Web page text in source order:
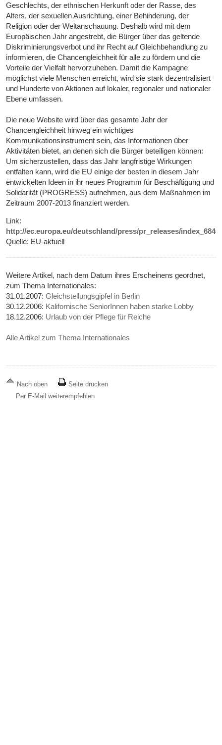
Geschlechts, der ethnischen Herkunft oder der Rasse, des
Alters, der sexuellen Ausrichtung, einer Behinderung, der
Religion oder der Weltanschauung. Deshalb wird mit dem
Europäischen Jahr angestrebt, die Bürger über das geltende
Diskriminierungsverbot und ihr Recht auf Gleichbehandlung zu
informieren, die Chancengleichheit für alle zu fördern und die
Vorteile der Vielfalt hervorzuheben. Damit die Kampagne
möglichst viele Menschen erreicht, wird sie stark dezentralisiert
und Hunderte von Aktionen auf lokaler, regionaler und nationaler
Ebene umfassen.
Die neue Website wird über das gesamte Jahr der
Chancengleichheit hinweg ein wichtiges
Kommunikationsinstrument sein, das Informationen über
Aktivitäten bietet, an denen sich die Bürger beteiligen können:
Um sicherzustellen, dass das Jahr langfristige Wirkungen
entfalten kann, wird die EU einige der besten in diesem Jahr
entwickelten Ideen in ihr neues Programm für Beschäftigung und
Solidarität (PROGRESS) aufnehmen, aus dem Maßnahmen im
Zeitraum 2007-2013 finanziert werden.
Link:
http://ec.europa.eu/deutschland/press/pr_releases/
Quelle: EU-aktuell
Weitere Artikel, nach dem Datum ihres Erscheinens geordnet,
zum Thema Internationales:
31.01.2007:Gleichstellungsgipfel in Berlin
30.12.2006: Kalifornische SeniorInnen haben starke Lobby
18.12.2006: Urlaub von der Pflege für Reiche
Alle Artikel zum Thema Internationales
Nach oben
Seite drucken
Per E-Mail weiterempfehlen